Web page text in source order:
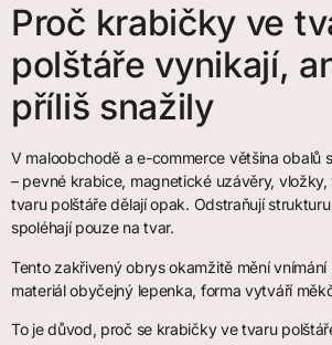
Proč krabičky ve
polštáře vynikají,
příliš snažily
V maloobchodě a e-commerce většina obalů
– pevné krabice, magnetické uzávěry,
tvaru polštáře dělají opak. Odstraňují
spoléhají pouze na tvar.
Tento zakřivený obrys okamžitě mění
materiál obyčejný lepenka, forma vytváří
To je důvod, proč se krabičky ve tvaru